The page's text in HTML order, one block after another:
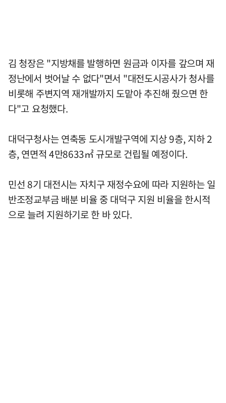
김 청장은 "지방채를 발행하면 원금과 이자를 갚으며 재
정난에서 벗어날 수 없다"면서 "대전도시공사가 청사를
비롯해 주변지역 재개발까지 도맡아 추진해 줬으면 한
다"고 요청했다.
대덕구청사는 연축동 도시개발구역에 지상 9층, 지하 2
층, 연면적 4만8633㎡ 규모로 건립될 예정이다.
민선 8기 대전시는 자치구 재정수요에 따라 지원하는 일
반조정교부금 배분 비율 중 대덕구 지원 비율을 한시적
으로 늘려 지원하기로 한 바 있다.